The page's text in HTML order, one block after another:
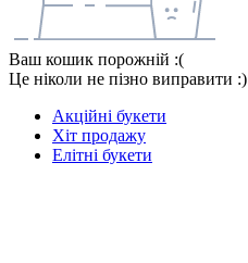
Ваш кошик порожній :(
Це ніколи не пізно виправити :)
Акційні букети
Хіт продажу
Елітні букети